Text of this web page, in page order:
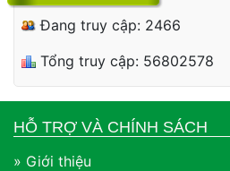
Đang truy cập: 2466
Tổng truy cập: 56802578
HỖ TRỢ VÀ CHÍNH SÁCH
» Giới thiệu